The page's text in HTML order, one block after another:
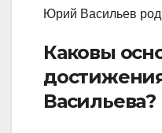
Юрий Васильев
Каковы
Васильева?